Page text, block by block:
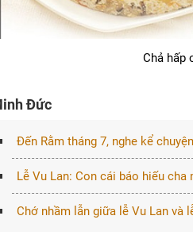
Chả hấp
Đức
Đến Rằm tháng 7, nghe kể
Lễ Vu Lan: Con cái báo hiếu cha
Chớ nhầm lẫn giữa lễ Vu Lan và